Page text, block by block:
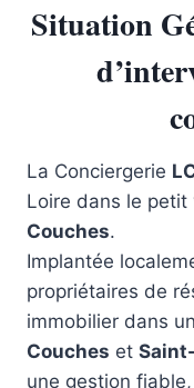
Situation
La Conciergerie
Loire dans le petit
Couches.
Implantée
propriétaires de
immobilier dans
Couches et
une gestion